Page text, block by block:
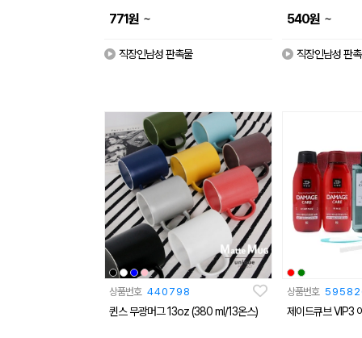
771원 ~
직장인남성 판촉물
540원 ~
직장인남성 판
상품번호 440798
퀸스 무광머그 13oz (380 ml/13온스)
상품번호
제이드큐브 VIP3